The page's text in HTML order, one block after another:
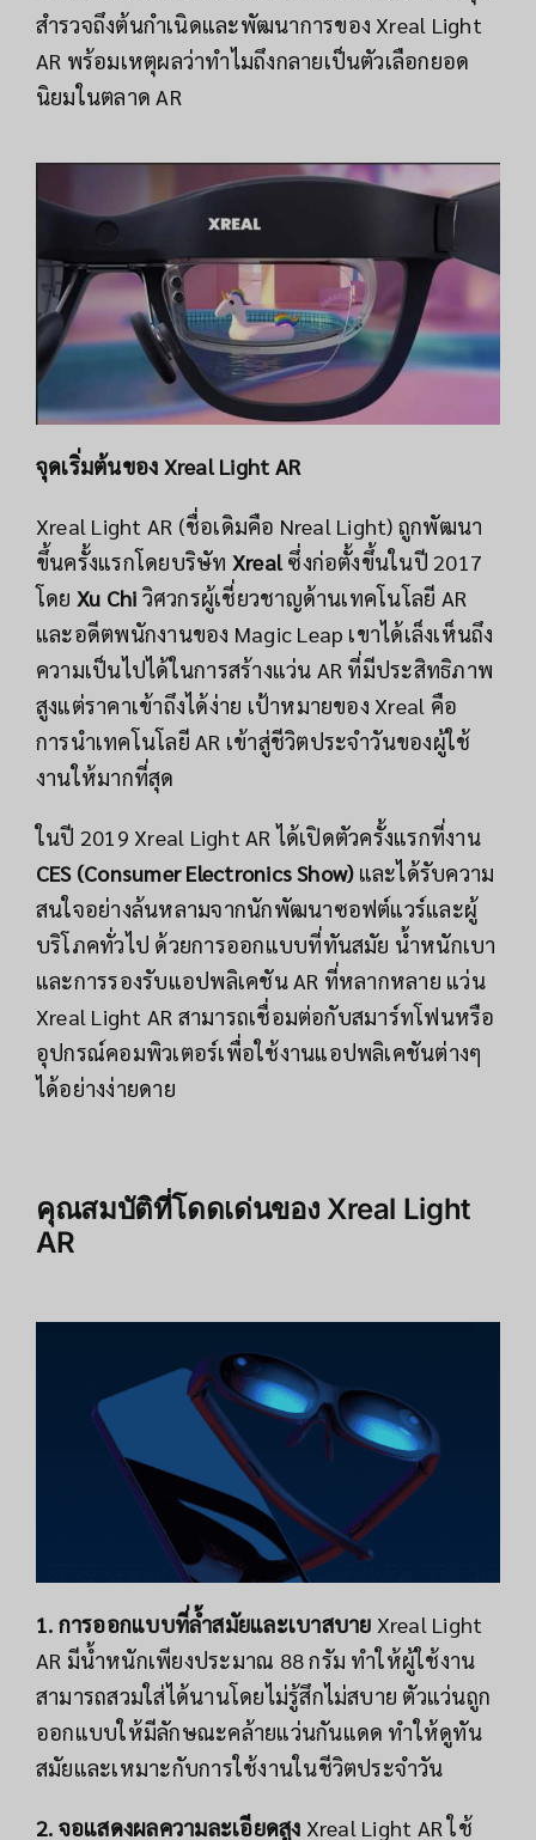
สำรวจถึงต้นกำเนิดและพัฒนาการของ Xreal Light
AR พร้อมเหตุผลว่าทำไมถึงกลายเป็นตัวเลือกยอด
นิยมในตลาด AR
จุดเริ่มต้นของ Xreal Light AR
Xreal Light AR (ชื่อเดิมคือ Nreal Light) ถูกพัฒนา
ขึ้นครั้งแรกโดยบริษัท Xrealซึ่งก่อตั้งขึ้นในปี 2017
โดย Xu Chi วิศวกรผู้เชี่ยวชาญด้านเทคโนโลยี AR
และอดีตพนักงานของ Magic Leap เขาได้เล็งเห็นถึง
ความเป็นไปได้ในการสร้างแว่น AR ที่มีประสิทธิภาพ
สูงแต่ราคาเข้าถึงได้ง่าย เป้าหมายของ Xreal คือ
การนำเทคโนโลยี AR เข้าสู่ชีวิตประจำวันของผู้ใช้
งานให้มากที่สุด
ในปี 2019 Xreal Light AR ได้เปิดตัวครั้งแรกที่งาน
CES (Consumer Electronics Show)และได้รับความ
สนใจอย่างล้นหลามจากนักพัฒนาซอฟต์แวร์และผู้
บริโภคทั่วไป ด้วยการออกแบบที่ทันสมัย น้ำหนักเบา
และการรองรับแอปพลิเคชัน AR ที่หลากหลาย แว่น
Xreal Light AR สามารถเชื่อมต่อกับสมาร์ทโฟนหรือ
อุปกรณ์คอมพิวเตอร์เพื่อใช้งานแอปพลิเคชันต่างๆ
ได้อย่างง่ายดาย
คุณสมบัติที่โดดเด่นของ Xreal Light
AR
1. การออกแบบที่ล้ำสมัยและเบาสบาย Xreal Light
AR มีน้ำหนักเพียงประมาณ 88 กรัม ทำให้ผู้ใช้งาน
สามารถสวมใส่ได้นานโดยไม่รู้สึกไม่สบาย ตัวแว่นถูก
ออกแบบให้มีลักษณะคล้ายแว่นกันแดด ทำให้ดูทัน
สมัยและเหมาะกับการใช้งานในชีวิตประจำวัน
2. จอแสดงผลความละเอียดสูง Xreal Light AR ใช้